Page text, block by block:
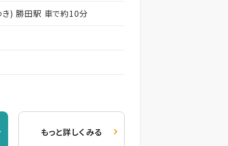
) 勝田駅 車で約10分
もっと詳しくみる